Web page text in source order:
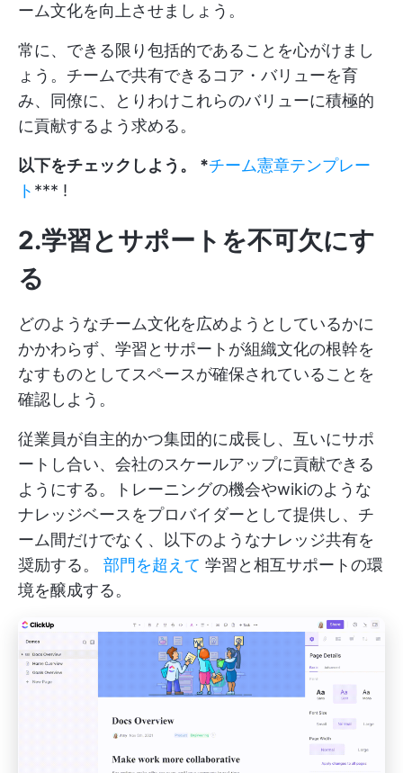
ーム文化を向上させましょう。
常に、できる限り包括的であることを心がけまし
ょう。チームで共有できるコア・バリューを育
み、同僚に、とりわけこれらのバリューに積極的
に貢献するよう求める。
以下をチェックしよう。 *チーム憲章テンプレー
ト *** !
2.学習とサポートを不可欠にす
る
どのようなチーム文化を広めようとしているかに
かかわらず、学習とサポートが組織文化の根幹を
なすものとしてスペースが確保されていることを
確認しよう。
従業員が自主的かつ集団的に成長し、互いにサポ
ートし合い、会社のスケールアップに貢献できる
ようにする。トレーニングの機会やwikiのような
ナレッジベースをプロバイダーとして提供し、チ
ーム間だけでなく、以下のようなナレッジ共有を
奨励する。 部門を超えて 学習と相互サポートの環
境を醸成する。